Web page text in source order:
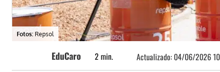
Fotos: Repsol
EduCaro 2 min. Actualizado: 04/06/2026